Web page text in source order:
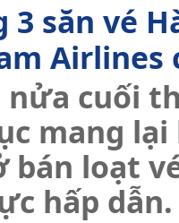
3 săn vé
Airlines
nửa cuối
mang lại
loạt
hấp dẫn.